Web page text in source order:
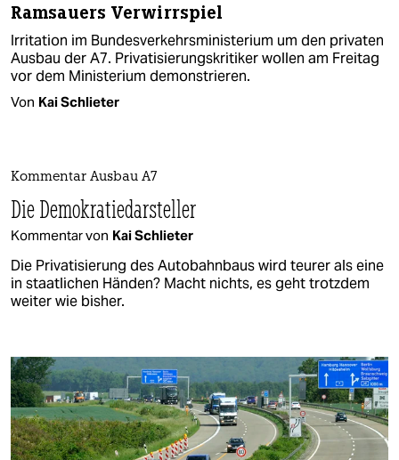
Ramsauers Verwirrspiel
Irritation im Bundesverkehrsministerium um den privaten
Ausbau der A7. Privatisierungskritiker wollen am Freitag
vor dem Ministerium demonstrieren.
Von Kai Schlieter
Kommentar Ausbau A7
Die Demokratiedarsteller
Kommentar von Kai Schlieter
Die Privatisierung des Autobahnbaus wird teurer als eine
in staatlichen Händen? Macht nichts, es geht trotzdem
weiter wie bisher.